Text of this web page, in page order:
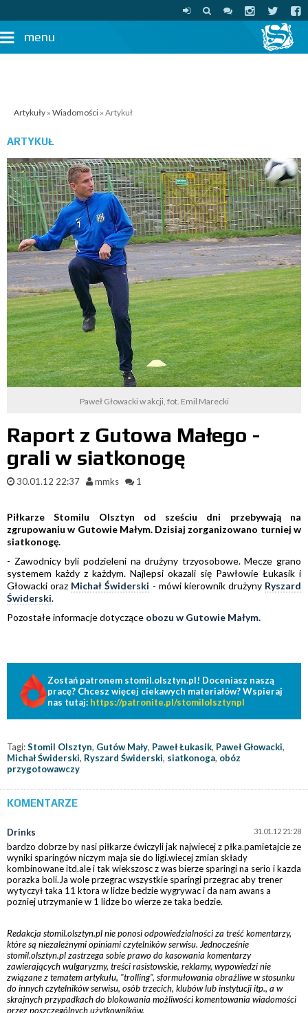
menu
Artykuły » Wiadomości » Artykuł
ARTYKUŁ
Paweł Głowacki w akcji, fot. Emil Marecki
Raport z Gutowa Małego -
grali w siatkonogę
30.01.12 22:37 mmks 1
Piłkarze Stomilu Olsztyn od sześciu dni przebywają na
zgrupowaniu w Gutowie Małym. Dzisiaj zorganizowano turniej w
siatkonogę.
- Zawodnicy byli podzieleni na drużyny trzyosobowe. Mecze grano
systemem każdy z każdym. Najlepsi okazali się Pawłowie Łukasik i
Głowacki oraz Michał Świderski - mówi kierownik drużyny Ryszard
Świderski.
Pozostałe informacje dotyczące obozu w Gutowie Małym.
Zostań patronem stomil.olsztyn.pl! Doceniasz naszą
pracę? Chcesz więcej ciekawych materiałów? Wspieraj
nas tutaj: https://patronite.pl/stomilolsztynpl
Tagi:Stomil Olsztyn, Gutów Mały, Paweł Łukasik, Paweł Głowacki,
Michał Świderski, Ryszard Świderski, siatkonoga, obóz
przygotowawczy
KOMENTARZE
31.01.12 21:28
Drinks
bardzo dobrze by nasi piłkarze ćwiczyli jak najwiecej z płka.pamietajcie ze
wyniki sparingów niczym maja sie do ligi.wiecej zmian składy
kombinowane itd.ale i tak wiekszosc z was bierze sparingi na serio i kazda
porazka boli.Ja wole przegrac wszystkie sparingi przegrac aby trener
wytyczył taka 11 ktora w lidze bedzie wygrywac i da nam awans a
pozniej utrzymanie w 1 lidze bo wierze ze taka bedzie.
Redakcja stomil.olsztyn.pl nie ponosi odpowiedzialności za treść komentarzy,
które są niezależnymi opiniami czytelników serwisu. Jednocześnie
stomil.olsztyn.pl zastrzega sobie prawo do kasowania komentarzy
zawierających wulgaryzmy, treści rasistowskie, reklamy, wypowiedzi nie
związane z tematem artykułu, "trolling", sformułowania obraźliwe w stosunku
do innych czytelników serwisu, osób trzecich, klubów lub instytucji itp., a w
skrajnych przypadkach do blokowania możliwości komentowania wiadomości
przez poszczególnych użytkowników.